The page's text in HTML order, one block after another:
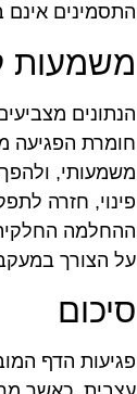
התסמינים
משמעות
הנתונים
חומרת הפגיעה
משמעותי,
פינוי, חזרה
ההחלמה
על הצורך
סיכום
פגיעות הדף